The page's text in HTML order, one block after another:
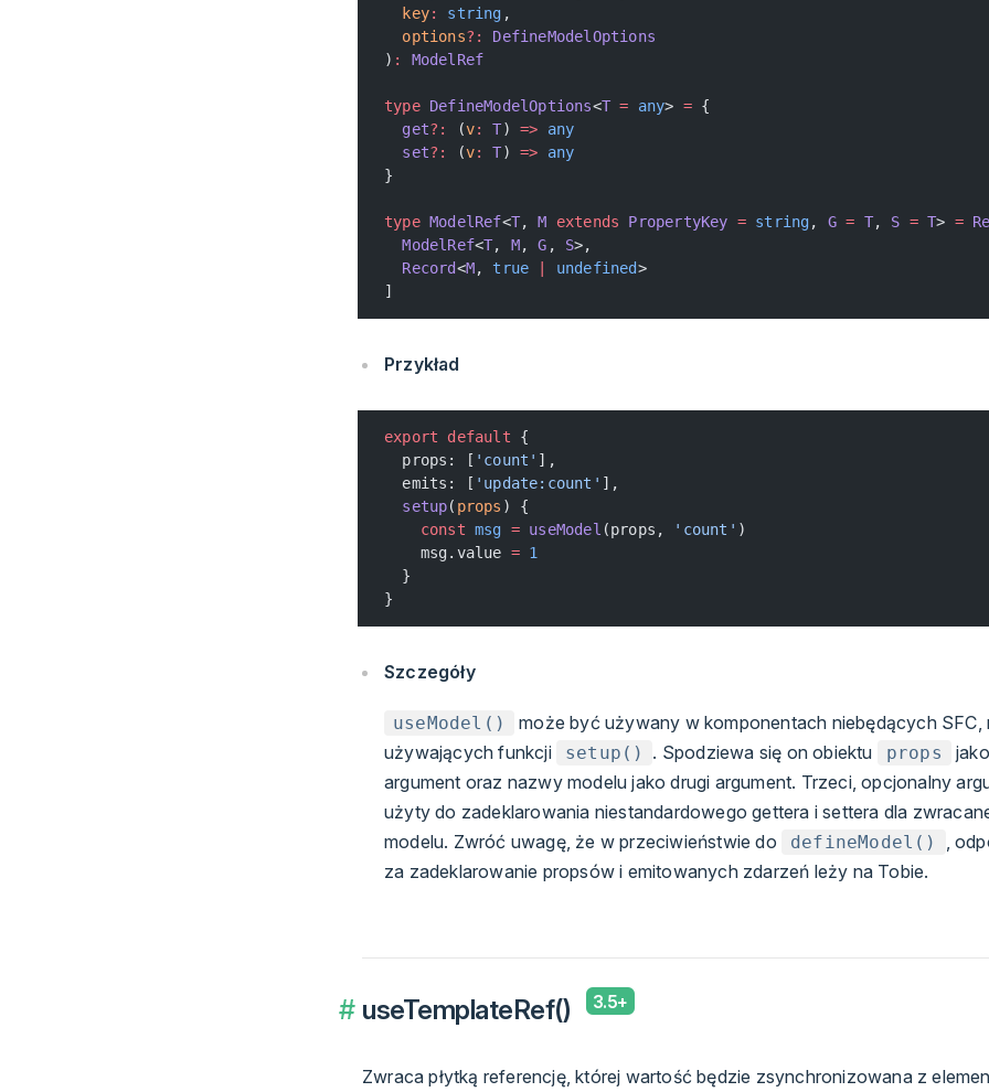
  key
: string ,
  options
?:
DefineModelOptions
) : ModelRef
type DefineModelOptions<T = any> = {
  get
?: (v: T) => any
  set
?: (v: T) => any
}
type ModelRef<T, M extends PropertyKey = string, G = T, S = T> =
  ModelRef
<T, M, G , S>,
  Record
<M, true undefined>
]
Przykład
export default {
  props: [
'count' ],
  emits: [
'update:count' ],
  setup
( props ) {
    const
msg = useModel (props, 'count' )
    msg.value
= 1
  }
}
Szczegóły
useModel()
może być używany w komponentach niebędących SFC,
używających funkcji
setup() . Spodziewa się on obiektu props
argument oraz nazwy modelu jako drugi argument. Trzeci, opcjonalny
użyty do zadeklarowania niestandardowego gettera i settera dla
modelu. Zwróć uwagę, że w przeciwieństwie do
defineModel()
,
za zadeklarowanie propsów i emitowanych zdarzeń leży na Tobie.
useTemplateRef()
Zwraca płytką referencję, której wartość będzie zsynchronizowana z